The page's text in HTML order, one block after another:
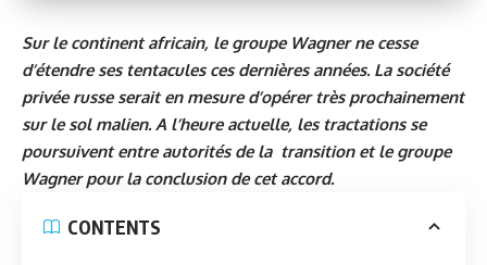
Sur le continent africain, le groupe Wagner ne cesse
d’étendre ses tentacules ces dernières années. La société
privée russe serait en mesure d’opérer très prochainement
sur le sol malien. A l’heure actuelle, les tractations se
poursuivent entre autorités de la transition et le groupe
Wagner pour la conclusion de cet accord.
CONTENTS